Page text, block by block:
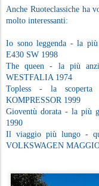
Anche Ruoteclassiche ha
molto interessanti:
Io sono leggenda - la
E430 SW 1998
The queen - la più
WESTFALIA 1974
Topless - la scoperta
KOMPRESSOR 1999
Gioventù dorata - la più
1990
Il viaggio più lungo -
VOLKSWAGEN